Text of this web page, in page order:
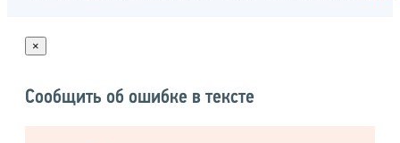
×
Сообщить об ошибке в тексте